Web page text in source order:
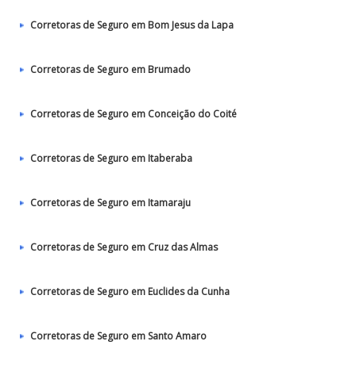
Corretoras de Seguro em Bom Jesus da Lapa
Corretoras de Seguro em Brumado
Corretoras de Seguro em Conceição do Coité
Corretoras de Seguro em Itaberaba
Corretoras de Seguro em Itamaraju
Corretoras de Seguro em Cruz das Almas
Corretoras de Seguro em Euclides da Cunha
Corretoras de Seguro em Santo Amaro